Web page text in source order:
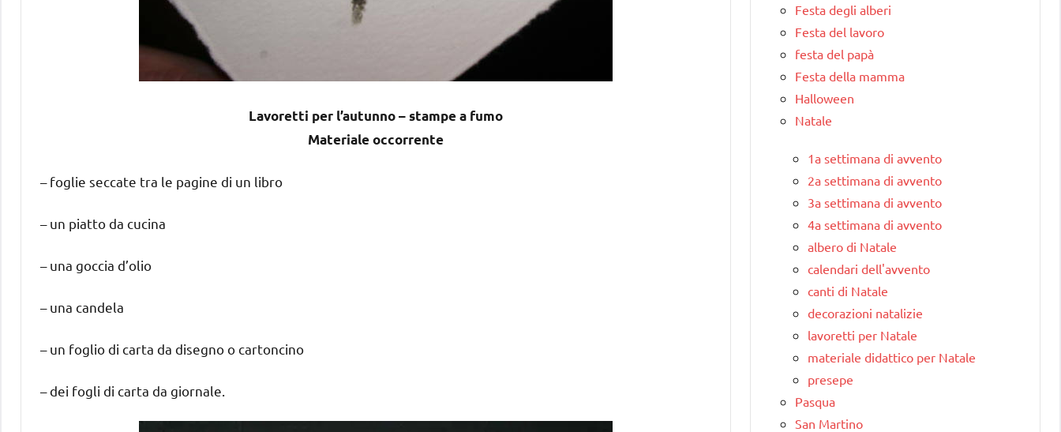
Lavoretti per l’autunno – stampe a fumo
Materiale occorrente
– foglie seccate tra le pagine di un libro
– un piatto da cucina
– una goccia d’olio
– una candela
– un foglio di carta da disegno o cartoncino
– dei fogli di carta da giornale.
Festa degli alberi
Festa del lavoro
festa del papà
Festa della mamma
Halloween
Natale
1a settimana di avvento
2a settimana di avvento
3a settimana di avvento
4a settimana di avvento
albero di Natale
calendari dell'avvento
canti di Natale
decorazioni natalizie
lavoretti per Natale
materiale didattico per Natale
presepe
Pasqua
San Martino